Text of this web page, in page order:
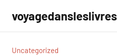
contenu
voyagedansleslivres
Uncategorized